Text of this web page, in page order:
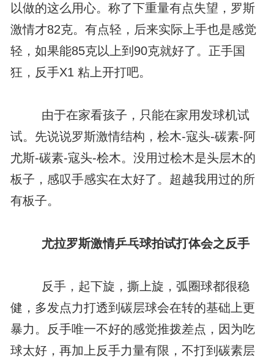
以做的这么用心。称了下重量有点失望，罗斯
激情才82克。有点轻，后来实际上手也是感觉
轻，如果能85克以上到90克就好了。正手国
狂，反手X1 粘上开打吧。
由于在家看孩子，只能在家用发球机试
试。先说说罗斯激情结构，桧木-寇头-碳素-阿
尤斯-碳素-寇头-桧木。没用过桧木是头层木的
板子，感叹手感实在太好了。超越我用过的所
有板子。
尤拉罗斯激情乒乓球拍试打体会之反手
反手，起下旋，撕上旋，弧圈球都很稳
健，多发点力打透到碳层球会在转的基础上更
暴力。反手唯一不好的感觉推拨差点，因为吃
球太好，再加上反手力量有限，不打到碳素层